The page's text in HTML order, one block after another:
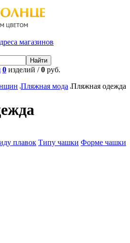
магазинов
0 изделий /0 руб.
Пляжная мода Пляжная одежда
плавок Типу чашки Форме чашки